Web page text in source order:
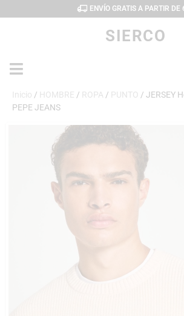
ENVÍO GRATIS A PARTIR DE
SIERCO
Inicio / HOMBRE / ROPA / PUNTO / JERSEY
PEPE JEANS